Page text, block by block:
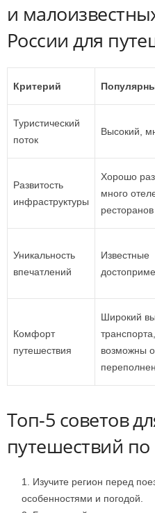
и
России для
Критерий
Туристический
поток
Высокий,
Развитость
инфраструктуры
Хорошо
много
ресторанов
Уникальность
впечатлений
Известные
Комфорт
путешествия
Широкий
возможны
Топ-5 советов
путешествий по
Изучите регион перед
особенностями и погодой.